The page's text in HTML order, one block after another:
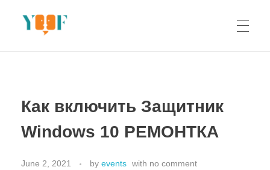
Как включить Защитник
Windows 10 РЕМОНТКА
June 2, 2021 by events with no comment